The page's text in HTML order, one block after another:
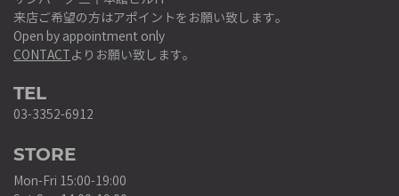
来店ご希望の方はアポイントをお願い致します。
Open by appointment only
CONTACTよりお願い致します。
TEL
03-3352-6912
STORE
Mon-Fri 15:00-19:00